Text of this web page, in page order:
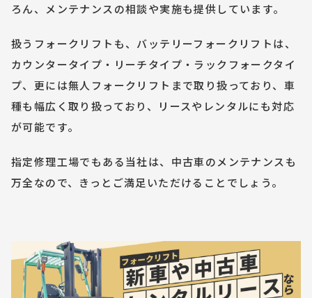
ろん、メンテナンスの相談や実施も提供しています。
扱うフォークリフトも、バッテリーフォークリフトは、
カウンタータイプ・リーチタイプ・ラックフォークタイ
プ、更には無人フォークリフトまで取り扱っており、車
種も幅広く取り扱っており、リースやレンタルにも対応
が可能です。
指定修理工場でもある当社は、中古車のメンテナンスも
万全なので、きっとご満足いただけることでしょう。